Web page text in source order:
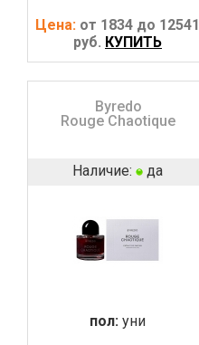
Цена: от 1834 до 12541
руб. КУПИТЬ
Byredo
Rouge Chaotique
Наличие: да
пол: уни